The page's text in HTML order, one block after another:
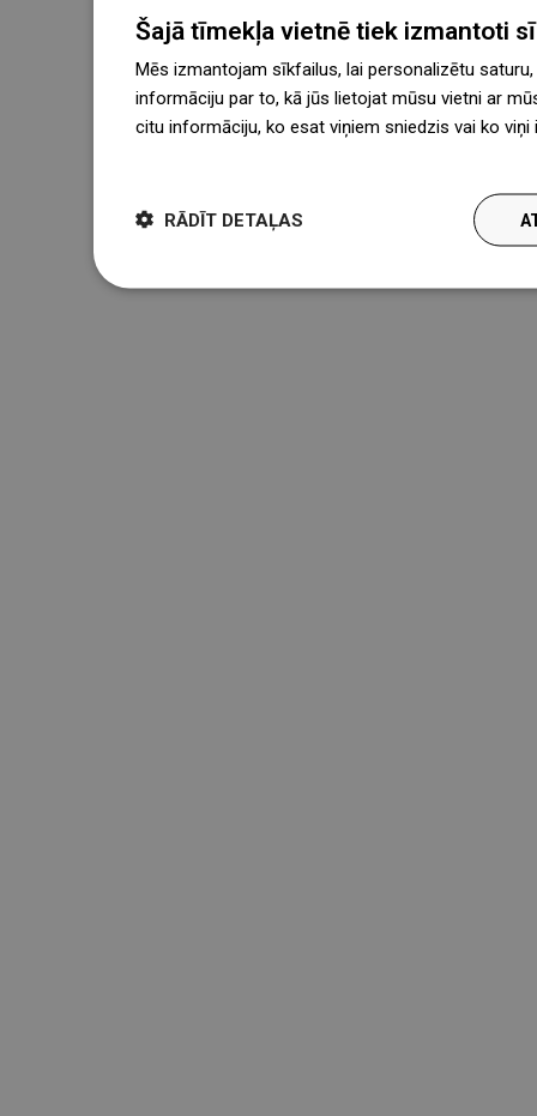
Šajā tīmekļa vietnē tiek izmantoti
Mēs izmantojam sīkfailus, lai personalizētu
informāciju par to, kā jūs lietojat mūsu vietni ar
citu informāciju, ko esat viņiem sniedzis vai ko
RĀDĪT DETAĻAS